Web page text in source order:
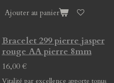
Ajouter au panier
Bracelet 299 pierre jasper
rouge AA pierre 8mm
16,00 €
Vitalité par excellence apporte tonus